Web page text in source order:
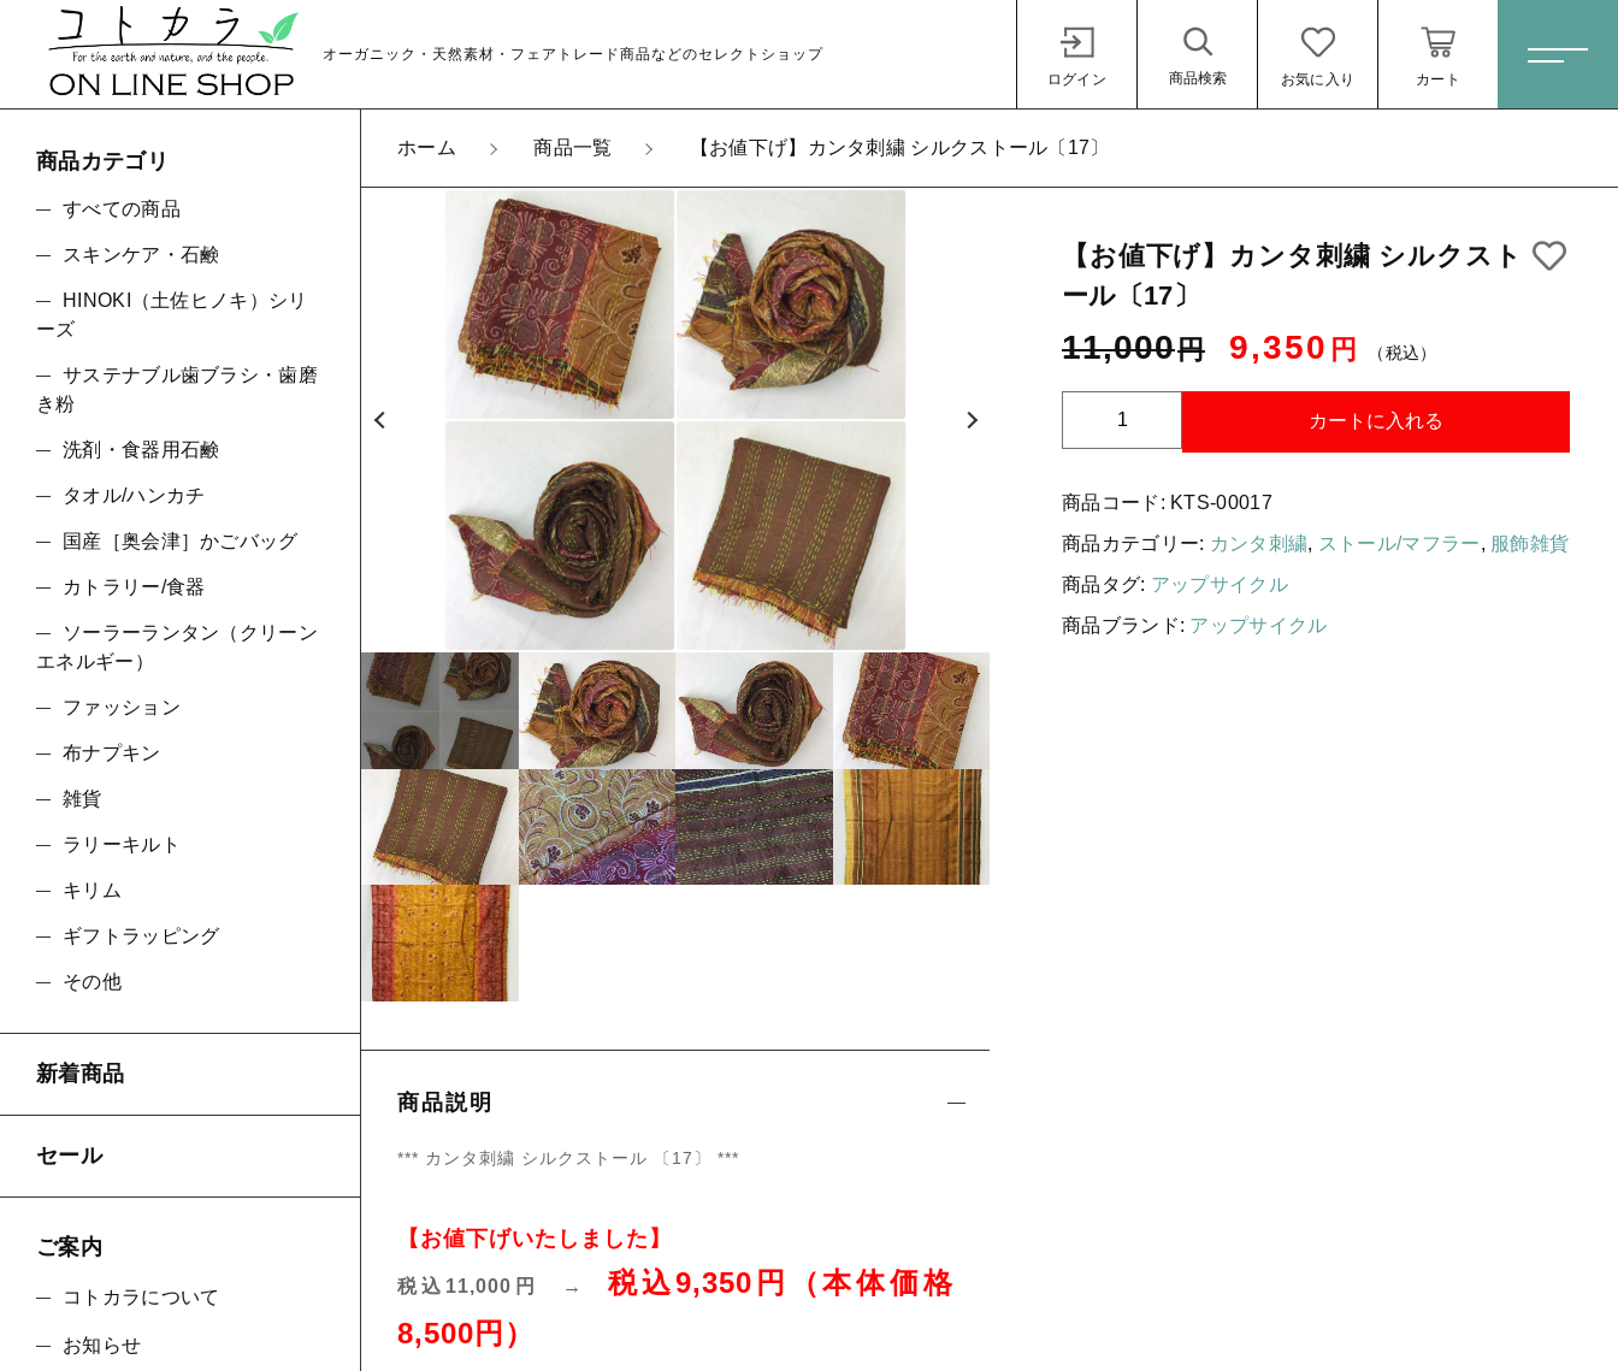
オーガニック・天然素材・フェアトレード商品などのセレクトショップ
ログイン
商品検索 お気に入り カート
ホーム 商品一覧 【お値下げ】カンタ刺繍 シルクストール〔17〕
商品説明
*** カンタ刺繍 シルクストール 〔17〕 ***
【お値下げいたしました】
税込11,000円 →
税込9,350円（本体価格
8,500円）
【お値下げ】カンタ刺繍 シルクスト
ール〔17〕
11,000円 9,350 円 （税込）
お
下
げ
カ
ン
カートに入れる
商品コード: KTS-00017
商品カテゴリー: カンタ刺繍, ストール/マフラー, 服飾雑貨
商品タグ: アップサイクル
商品ブランド: アップサイクル
商品カテゴリ
すべての商品
スキンケア・石鹸
HINOKI（土佐ヒノキ）シリ
ーズ
サステナブル歯ブラシ・歯磨
き粉
洗剤・食器用石鹸
タオル/ハンカチ
国産［奥会津］かごバッグ
カトラリー/食器
ソーラーランタン（クリーン
エネルギー）
ファッション
布ナプキン
雑貨
ラリーキルト
キリム
ギフトラッピング
その他
新着商品
セール
ご案内
コトカラについて
お知らせ
【お値下げ】カンタ刺繍 シルクストール〔17〕
数量
9,350円 （税込）
ショッピングを続ける カートを確認する
すべての商品
HINOKI（土佐ヒノキ）シリーズ
洗剤・食器用石鹸
タオル/ハンカチ
国産［奥会津］かごバッグ
カトラリー/食器
親カテゴリ 子カテゴリ
～
その他
セール
並び順